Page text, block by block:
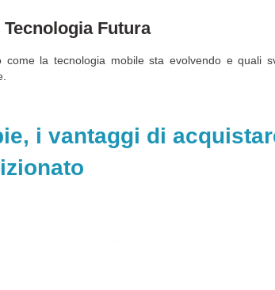
Tecnologia Futura
come la tecnologia mobile sta evolvendo e quali
i vantaggi di